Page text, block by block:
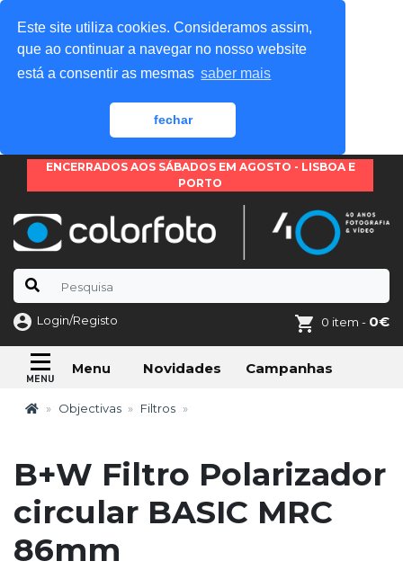
Este site utiliza cookies. Consideramos assim,
que ao continuar a navegar no nosso website
está a consentir as mesmas saber mais
fechar
ENCERRADOS AOS SÁBADOS EM AGOSTO - LISBOA E
PORTO
Login/Registo 0 item - 0€
Menu Novidades Campanhas
Objectivas Filtros
B+W Filtro Polarizador
circular BASIC MRC
86mm